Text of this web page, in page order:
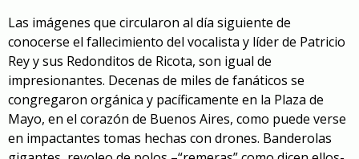
Las imágenes que circularon al día siguiente de
conocerse el fallecimiento del vocalista y líder de Patricio
Rey y sus Redonditos de Ricota, son igual de
impresionantes. Decenas de miles de fanáticos se
congregaron orgánica y pacíficamente en la Plaza de
Mayo, en el corazón de Buenos Aires, como puede verse
en impactantes tomas hechas con drones. Banderolas